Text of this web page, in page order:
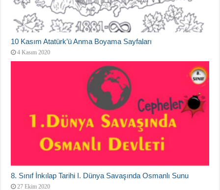
10 Kasım Atatürk’ü Anma Boyama Sayfaları
4 Kasım 2020
8. Sınıf İnkılap Tarihi I. Dünya Savaşında Osmanlı Sunu
27 Ekim 2020